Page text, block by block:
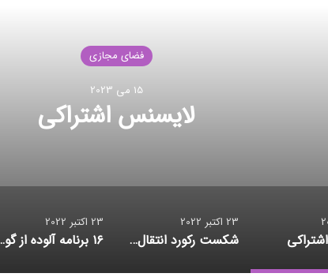
فضای مجازی
23 اکتبر 2022
شکست رکورد انتقال داده
23 اکتبر 2022
۱۶ برنامه آلوده از گوگل پلی پاک شدند
23 اکتبر 2022